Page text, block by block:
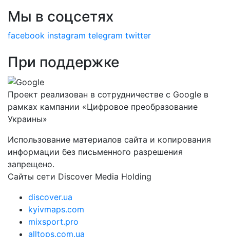
Мы в соцсетях
facebook instagram telegram twitter
При поддержке
Проект реализован в сотрудничестве с Google в
рамках кампании «Цифровое преобразование
Украины»
Использование материалов сайта и копирования
информации без письменного разрешения
запрещено.
Сайты сети Discover Media Holding
discover.ua
kyivmaps.com
mixsport.pro
alltops.com.ua